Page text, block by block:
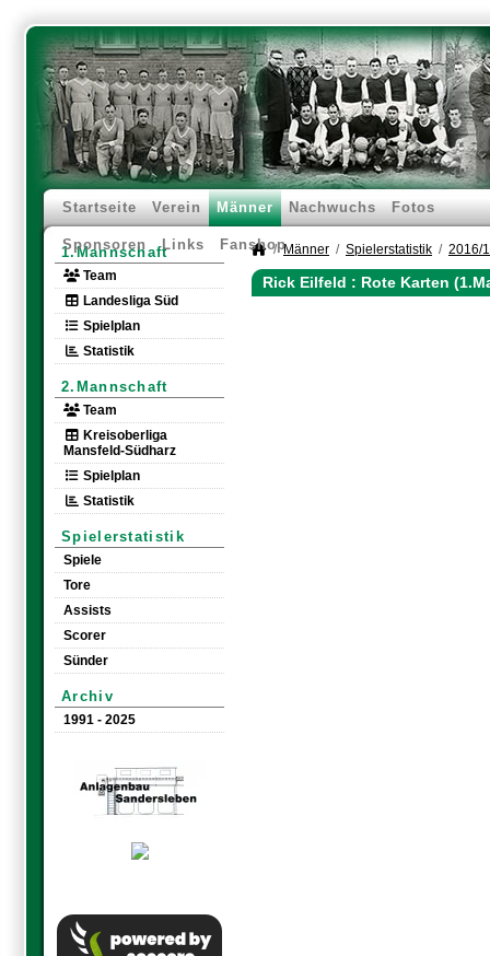
Startseite Verein Männer Nachwuchs Fotos
Sponsoren Links Fanshop
1.Mannschaft
Team
Landesliga Süd
Spielplan
Statistik
2.Mannschaft
Team
Kreisoberliga
Mansfeld-Südharz
Spielplan
Statistik
Spielerstatistik
Spiele
Tore
Assists
Scorer
Sünder
Archiv
1991 - 2025
Männer Spielerstatistik 2016/
Rick Eilfeld : Rote Karten